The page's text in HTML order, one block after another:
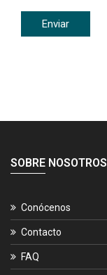
SOBRE NOSOTROS
Conócenos
Contacto
FAQ